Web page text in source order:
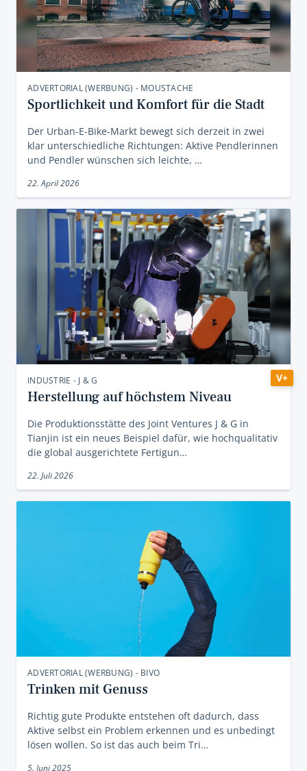
ADVERTORIAL (WERBUNG) - MOUSTACHE
Sportlichkeit und Komfort für die Stadt
Der Urban-E-Bike-Markt bewegt sich derzeit in zwei
klar unterschiedliche Richtungen: Aktive Pendlerinnen
und Pendler wünschen sich leichte, …
22. April 2026
V+
INDUSTRIE - J & G
Herstellung auf höchstem Niveau
Die Produktionsstätte des Joint Ventures J & G in
Tianjin ist ein neues Beispiel dafür, wie hochqualitativ
die global ausgerichtete Fertigun…
22. Juli 2026
ADVERTORIAL (WERBUNG) - BIVO
Trinken mit Genuss
Richtig gute Produkte entstehen oft dadurch, dass
Aktive selbst ein Problem erkennen und es unbedingt
lösen wollen. So ist das auch beim Tri…
5. Juni 2025